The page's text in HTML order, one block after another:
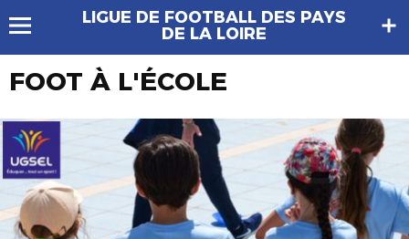
LIGUE DE FOOTBALL DES PAYS
DE LA LOIRE
FOOT À L'ÉCOLE